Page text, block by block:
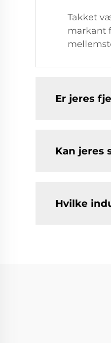
Takket
markant
Er jeres
Kan jeres
Hvilke